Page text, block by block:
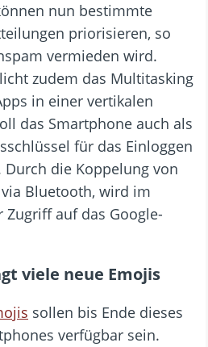
nun bestimmte
priorisieren, so
vermieden wird.
zudem das Multitasking
in einer vertikalen
das Smartphone auch als
für das Einloggen
Durch die Koppelung von
Bluetooth, wird im
Zugriff auf das Google-
viele neue Emojis
sollen bis Ende dieses
verfügbar sein.